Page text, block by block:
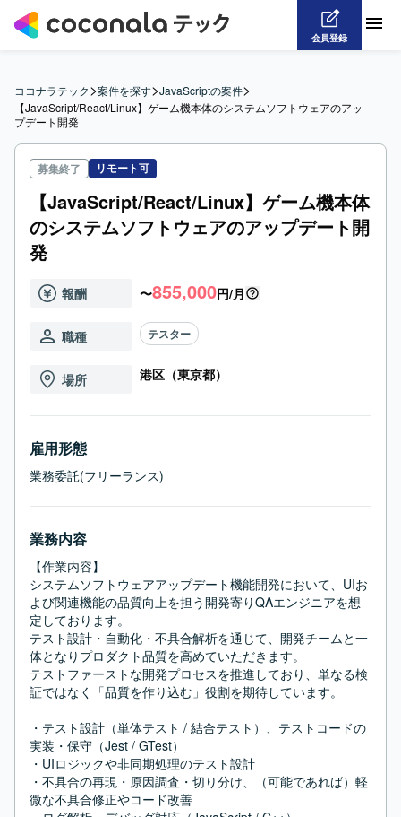
会員登録
ココナラテック>案件を探す>JavaScriptの案件>
【JavaScript/React/Linux】ゲーム機本体のシステムソフトウェアのアッ
プデート開発
募集終了 リモート可
【JavaScript/React/Linux】ゲーム機本体
のシステムソフトウェアのアップデート開
発
報酬 〜855,000円/月
職種 テスター
場所 港区（東京都）
雇用形態
業務委託(フリーランス)
業務内容
【作業内容】
システムソフトウェアアップデート機能開発において、UIお
よび関連機能の品質向上を担う開発寄りQAエンジニアを想
定しております。
テスト設計・自動化・不具合解析を通じて、開発チームと一
体となりプロダクト品質を高めていただきます。
テストファーストな開発プロセスを推進しており、単なる検
証ではなく「品質を作り込む」役割を期待しています。
・テスト設計（単体テスト / 結合テスト）、テストコードの
実装・保守（Jest / GTest）
・UIロジックや非同期処理のテスト設計
・不具合の再現・原因調査・切り分け、（可能であれば）軽
微な不具合修正やコード改善